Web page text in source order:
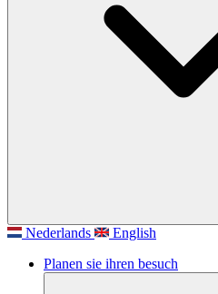
Nederlands
English
Planen sie ihren besuch